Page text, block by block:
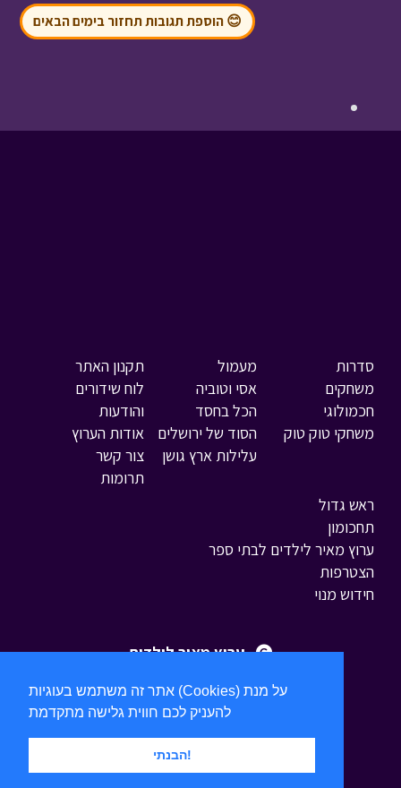
אתר זה משתמש בעוגיות (Cookies) על מנת
הבנתי!
😊 הוספת תגובות תחזור בימים הבאים
סדרות
משחקים
חכמולוגי
משחקי טוק טוק
מעמול
אסי וטוביה
הכל בחסד
הסוד של ירושלים
עלילות ארץ גושן
ראש גדול
תחכומון
ערוץ מאיר לילדים לבתי ספר
הצטרפות
חידוש מנוי
תקנון האתר
לוח שידורים
והודעות
אודות הערוץ
צור קשר
תרומות
ערוץ מאיר לילדים